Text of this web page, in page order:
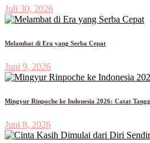
Juli 30, 2026
Melambat di Era yang Serba Cepat
Juni 9, 2026
Mingyur Rinpoche ke Indonesia 2026: Catat
Juni 8, 2026